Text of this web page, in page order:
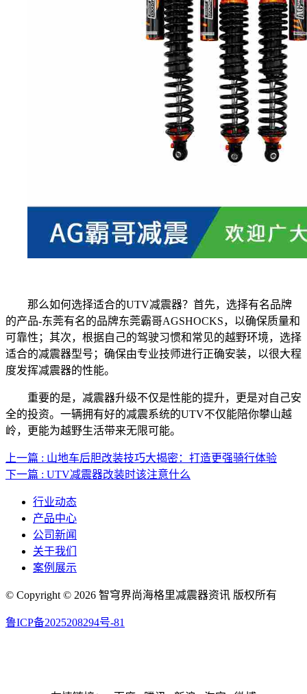
那么如何选择适合的UTV减震器？首先，选择有名品牌
的产品-东莞有名的品牌东莞霸哥AGSHOCKS，以确保质量和
可靠性；其次，根据自己的驾驶习惯和常见的越野环境，选择
适合的减震器型号；确保由专业技师进行正确安装，以很大程
度发挥减震器的性能。
重要的是，减震器升级不仅是性能的提升，更是对自己安
全的投资。一辆拥有好的减震系统的UTV不仅能陪你攀山越
岭，更能为越野生活带来无限可能。
上一篇 : 山地车后胆改装技巧大揭密：打造更强骑行体验
下一篇 : UTV减震器改装时该注意什么
行业动态
产品中心
公司新闻
关于我们
案例展示
© Copyright © 2026 智穹界尚海格里减震器资讯 版权所有
鲁ICP备2025208294号-81